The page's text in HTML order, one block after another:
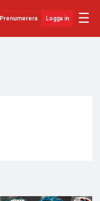
Prenumerera Logga in ☰